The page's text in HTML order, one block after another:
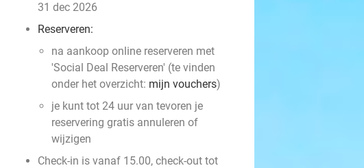
31 dec 2026
Reserveren:
na aankoop online reserveren met
'Social Deal Reserveren' (te vinden
onder het overzicht: mijn vouchers)
je kunt tot 24 uur van tevoren je
reservering gratis annuleren of
wijzigen
Check-in is vanaf 15.00, check-out tot